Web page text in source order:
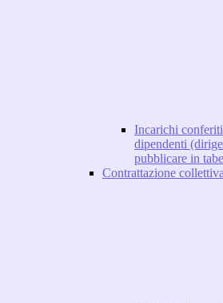
Incarichi
dipendenti
pubblicare in
Contrattazione collettiva